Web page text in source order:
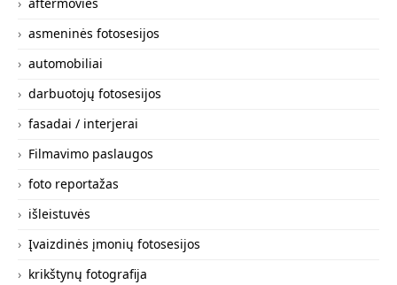
asmeninės fotosesijos
automobiliai
darbuotojų fotosesijos
fasadai / interjerai
Filmavimo paslaugos
foto reportažas
išleistuvės
Įvaizdinės įmonių fotosesijos
krikštynų fotografija